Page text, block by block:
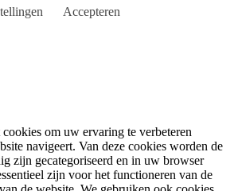
Accepteren
om uw ervaring te verbeteren
navigeert. Van deze cookies worden de
zijn gecategoriseerd en in uw browser
zijn voor het functioneren van de